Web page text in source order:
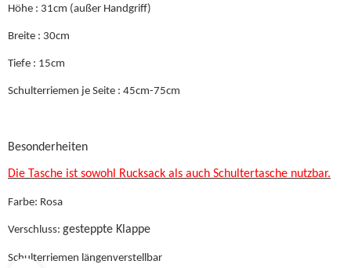
Höhe : 31cm (außer Handgriff)
Breite : 30cm
Tiefe : 15cm
Schulterriemen je Seite : 45cm-75cm
Besonderheiten
Die Tasche ist sowohl Rucksack als auch Schultertasche nutzbar.
Farbe: Rosa
Verschluss: gesteppte Klappe
Schulterriemen längenverstellbar